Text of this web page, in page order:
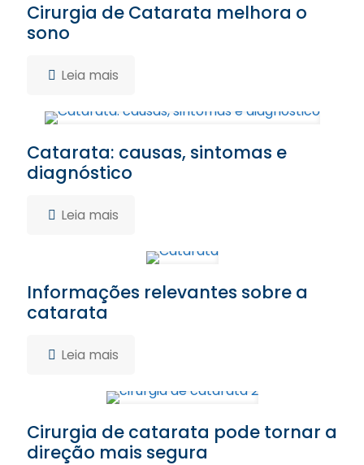
Cirurgia de Catarata melhora o
sono
Leia mais
Catarata: causas, sintomas e
diagnóstico
Leia mais
Informações relevantes sobre a
catarata
Leia mais
Cirurgia de catarata pode tornar a
direção mais segura